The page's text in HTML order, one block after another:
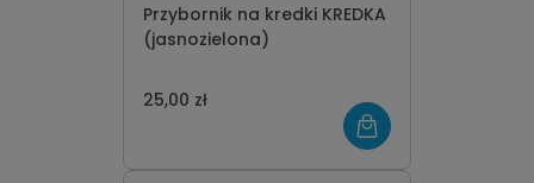
Przybornik na kredki KREDKA
(jasnozielona)
25,00 zł